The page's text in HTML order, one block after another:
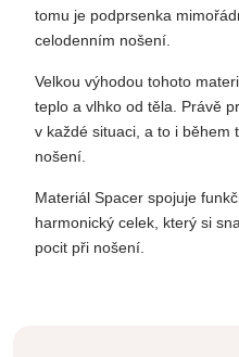
tomu je podprsenka
celodenním nošení.
Velkou výhodou tohoto
teplo a vlhko od těla. Právě
v každé situaci, a to i během
nošení.
Materiál Spacer spojuje
harmonický celek, který si
pocit při nošení.